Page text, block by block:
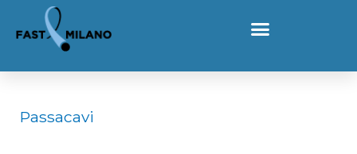
Vai al contenuto
Home
Passacavi